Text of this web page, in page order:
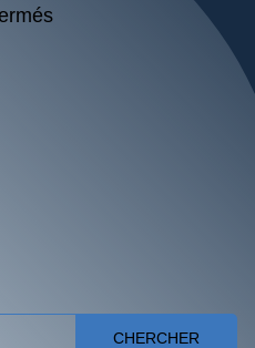
CHERCHER